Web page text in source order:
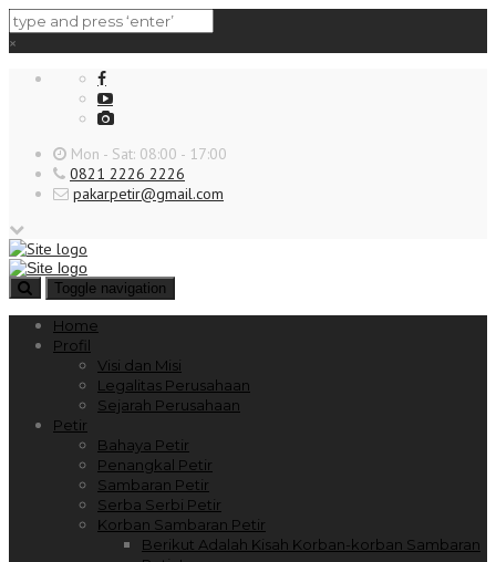
×
Mon - Sat: 08:00 - 17:00
0821 2226 2226
pakarpetir@gmail.com
Toggle navigation
Home
Profil
Visi dan Misi
Legalitas Perusahaan
Sejarah Perusahaan
Petir
Bahaya Petir
Penangkal Petir
Sambaran Petir
Serba Serbi Petir
Korban Sambaran Petir
Berikut Adalah Kisah Korban-korban Sambaran